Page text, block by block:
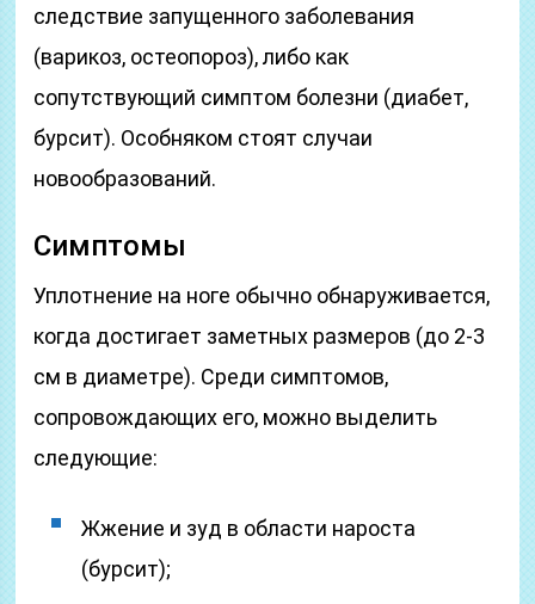
следствие запущенного заболевания
(варикоз, остеопороз), либо как
сопутствующий симптом болезни (диабет,
бурсит). Особняком стоят случаи
новообразований.
Симптомы
Уплотнение на ноге обычно обнаруживается,
когда достигает заметных размеров (до 2-3
см в диаметре). Среди симптомов,
сопровождающих его, можно выделить
следующие:
Жжение и зуд в области нароста
(бурсит);